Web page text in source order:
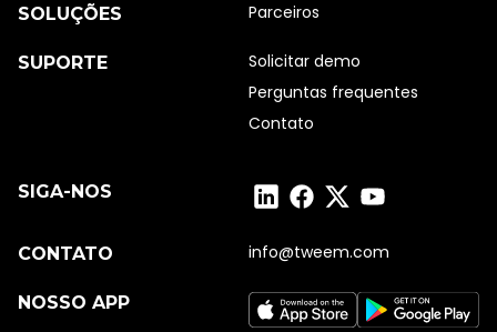
SOLUÇÕES Parceiros
SUPORTE
Solicitar demo
Perguntas frequentes
Contato
SIGA-NOS Tweem no LinkedIn
Tweem no Facebook
Tweem no X
Tweem no
CONTATO info@tweem.com
NOSSO APP Baixar o app Tweem na
Baixar o app